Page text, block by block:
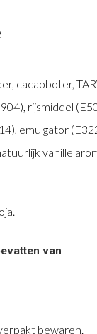
cacaoboter,
rijsmiddel
emulgator
vanille
van
bewaren.